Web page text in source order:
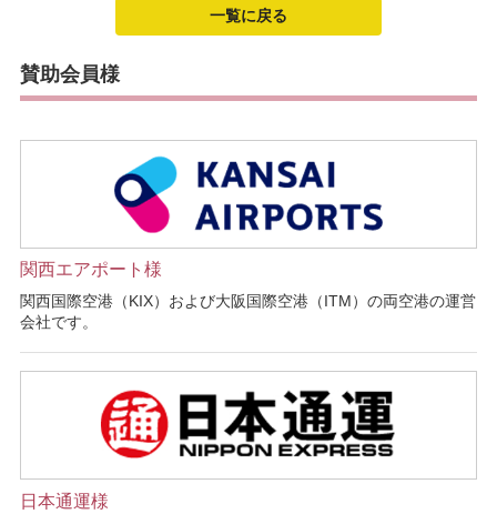
一覧に戻る
賛助会員様
関西エアポート様
関西国際空港（KIX）および大阪国際空港（ITM）の両空港の運営
会社です。
日本通運様